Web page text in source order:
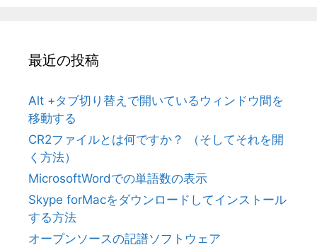
最近の投稿
Alt +タブ切り替えで開いているウィンドウ間を
移動する
CR2ファイルとは何ですか？ （そしてそれを開
く方法）
MicrosoftWordでの単語数の表示
Skype forMacをダウンロードしてインストール
する方法
オープンソースの記譜ソフトウェア